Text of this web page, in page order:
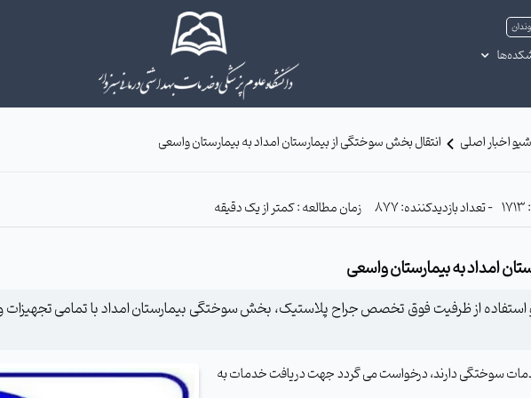
اخبار اصلی انتقال بخش سوختگی از بیمارستان امداد به بیمارستان واسعی
- تعداد بازدیدکننده: 877 زمان مطالعه : کمتر از یک دقیقه
امداد به بیمارستان واسعی
خدمات سوختگی دارند، درخواست می گردد جهت دریافت خدمات به